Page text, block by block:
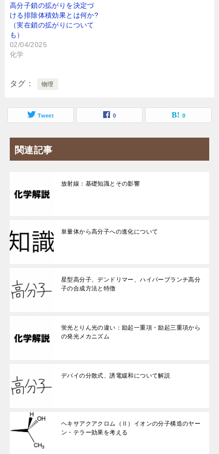
高分子鎖の拡がりを決定づ
ける排除体積効果とは何か?
（実在鎖の拡がりについて
も）
02/04/2025
化学
タグ 物理
Tweet 0 0
関連記事
放射線：基礎知識とその影響
単量体から高分子への進化について
星型高分子、デンドリマー、ハイパーブランチ高分
子の合成方法と特徴
蛍光とりん光の違い：励起一重項・励起三重項から
の発光メカニズム
デバイの分散式、誘電緩和について解説
ヘキサアクアクロム（Ⅱ）イオンの分子構造のヤー
ン・テラー効果を考える